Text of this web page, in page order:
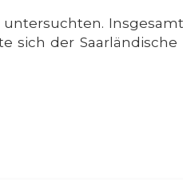
sich der